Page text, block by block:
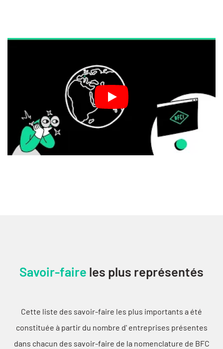
Savoir-faire les plus représentés
Cette liste des savoir-faire les plus importants a été
constituée à partir du nombre d' entreprises présentes
dans chacun des savoir-faire de la nomenclature de BFC